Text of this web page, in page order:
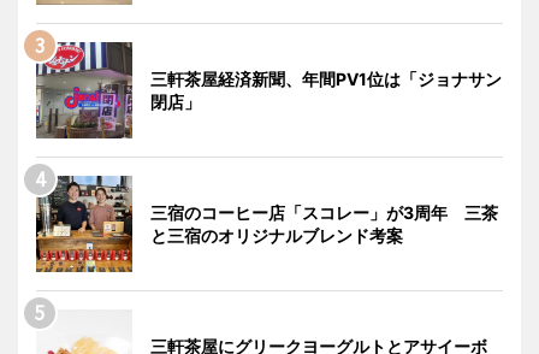
三軒茶屋経済新聞、年間PV1位は「ジョナサン
閉店」
三宿のコーヒー店「スコレー」が3周年 三茶
と三宿のオリジナルブレンド考案
三軒茶屋にグリークヨーグルトとアサイーボ